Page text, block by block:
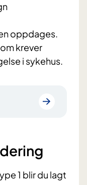
oppdages.
krever
i sykehus.
1 blir du lagt